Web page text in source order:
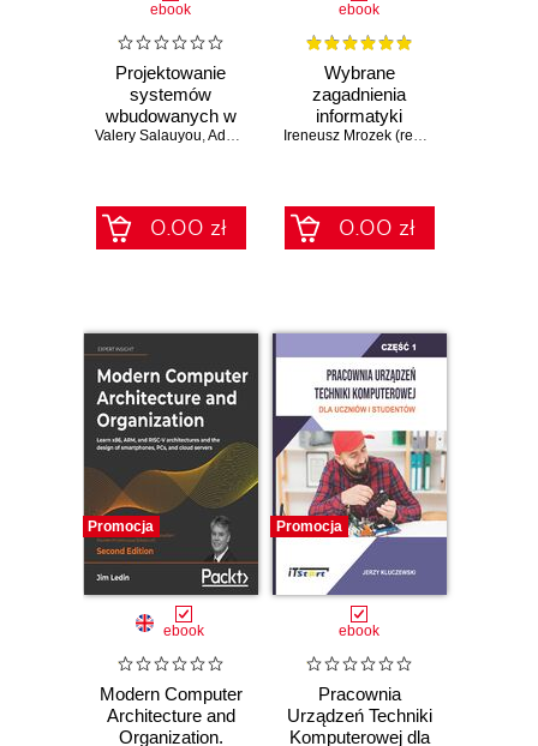
ebook
Projektowanie
systemów
wbudowanych w
układach FPGA
Valery Salauyou,Adam Klimowicz
0.00 zł
ebook
Wybrane
zagadnienia
informatyki
technicznej. Ireneusz Mrozek (red. naukowy)
0.00 zł
Promocja
ebook
Modern Computer
Architecture and
Organization.
Promocja
ebook
Pracownia
Urządzeń Techniki
Komputerowej dla